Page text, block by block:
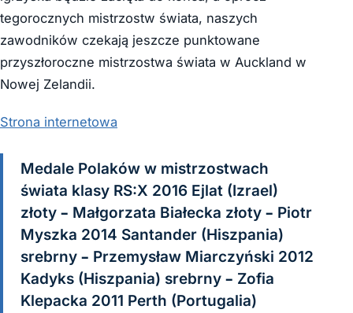
tegorocznych mistrzostw świata, naszych
zawodników czekają jeszcze punktowane
przyszłoroczne mistrzostwa świata w Auckland w
Nowej Zelandii.
Strona internetowa
Medale Polaków w mistrzostwach
świata klasy RS:X 2016 Ejlat (Izrael)
złoty – Małgorzata Białecka złoty – Piotr
Myszka 2014 Santander (Hiszpania)
srebrny – Przemysław Miarczyński 2012
Kadyks (Hiszpania) srebrny – Zofia
Klepacka 2011 Perth (Portugalia)